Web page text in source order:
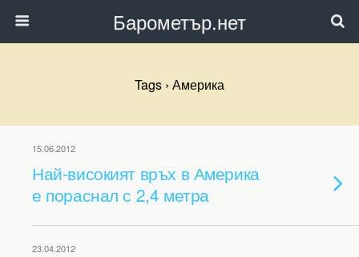
Барометър.нет
Tags › Америка
15.06.2012
Най-високият връх в Америка
е пораснал с 2,4 метра
23.04.2012